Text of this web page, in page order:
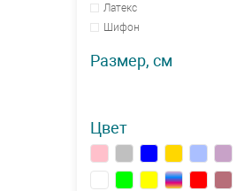
Латекс
Шифон
Размер, см
Цвет